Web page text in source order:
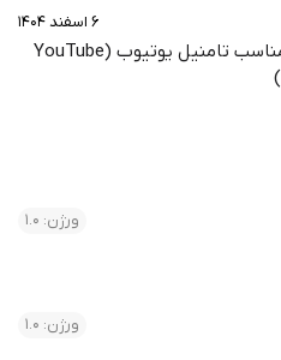
۶ اسفند ۱۴۰۴
فونت‌های مناسب تامنیل یوتیوب (YouTube
ورژن: 1.0
ورژن: 1.0